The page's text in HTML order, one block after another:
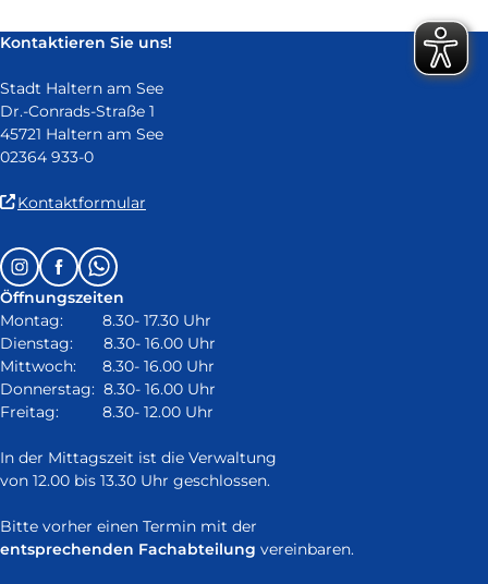
Kontaktieren Sie uns!
Stadt Haltern am See
Dr.-Conrads-Straße 1
45721 Haltern am See
02364 933-0
Kontaktformular
in
neuem
Fenster)
Follow
us
on:
InstagramFacebookWhatsapp
Öffnungszeiten
Montag: 8.30- 17.30 Uhr
Dienstag: 8.30- 16.00 Uhr
Mittwoch: 8.30- 16.00 Uhr
Donnerstag: 8.30- 16.00 Uhr
Freitag: 8.30- 12.00 Uhr
In der Mittagszeit ist die Verwaltung
von 12.00 bis 13.30 Uhr geschlossen.
Bitte vorher einen Termin mit der
entsprechenden Fachabteilung vereinbaren.